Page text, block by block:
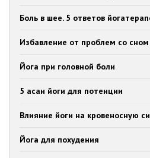
Боль в шее. 5 ответов
Избавление от проблем со
Йога при головной боли
5 асан йоги для потенции
Влияние йоги на кровеносную
Йога для похудения